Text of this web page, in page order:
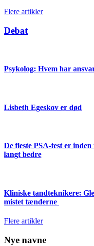
Flere artikler
Debat
Psykolog: Hvem har
Lisbeth Egeskov er død
De fleste PSA-test er
langt bedre
Kliniske tandteknikere:
mistet tænderne
Flere artikler
Nye navne